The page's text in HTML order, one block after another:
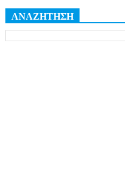
ΑΝΑΖΗΤΗΣΗ